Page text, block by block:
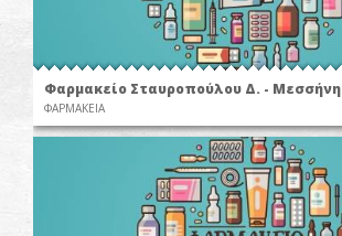
Φαρμακείο Σταυροπούλου Δ. - Μεσσήνη
ΦΑΡΜΑΚΕΙΑ